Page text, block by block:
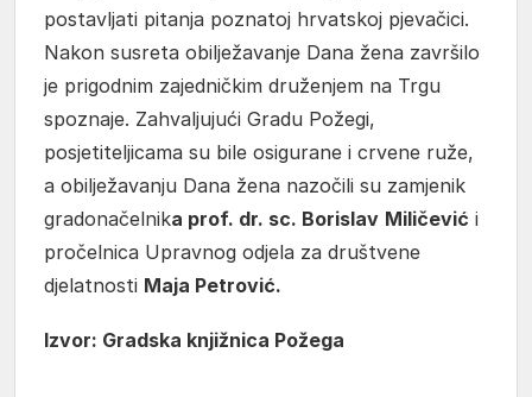
postavljati pitanja poznatoj hrvatskoj pjevačici.
Nakon susreta obilježavanje Dana žena završilo
je prigodnim zajedničkim druženjem na Trgu
spoznaje. Zahvaljujući Gradu Požegi,
posjetiteljicama su bile osigurane i crvene ruže,
a obilježavanju Dana žena nazočili su zamjenik
gradonačelnika prof. dr. sc. Borislav Miličević i
pročelnica Upravnog odjela za društvene
djelatnosti Maja Petrović.
Izvor: Gradska knjižnica Požega